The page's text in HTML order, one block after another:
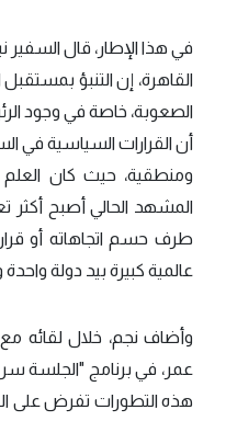
في هذا الإطار، قال السفير
القاهرة، إن التنبؤ
الصعوبة، خاصة في وجود
أن القرارات السياسية في
ومنطقية، حيث كان العلم
المشهد الحالي أصبح أكثر
طرف حسم اتجاهاته أو
عالمية كبيرة بيد دولة
وأضاف نجم، خلال لقائه
عمر، في برنامج "الجلسة
هذه التطورات تفرض على